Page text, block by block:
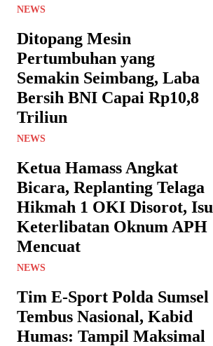
NEWS
Ditopang Mesin
Pertumbuhan yang
Semakin Seimbang, Laba
Bersih BNI Capai Rp10,8
Triliun
NEWS
Ketua Hamass Angkat
Bicara, Replanting Telaga
Hikmah 1 OKI Disorot, Isu
Keterlibatan Oknum APH
Mencuat
NEWS
Tim E-Sport Polda Sumsel
Tembus Nasional, Kabid
Humas: Tampil Maksimal